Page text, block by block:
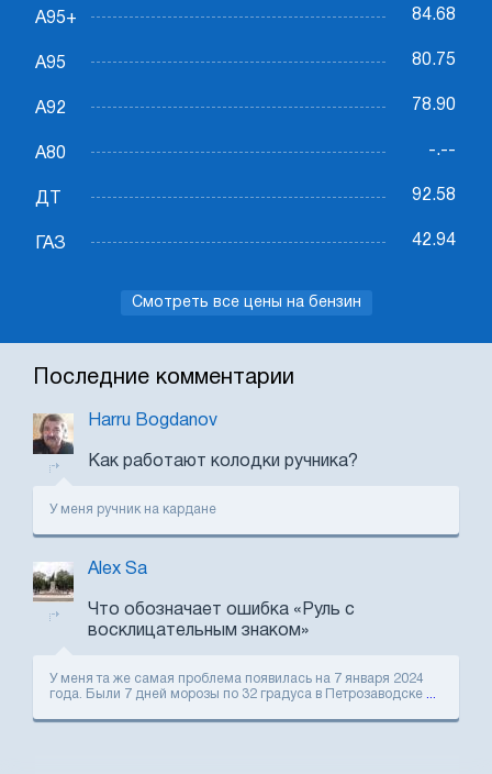
А95+ 84.68
А95 80.75
А92 78.90
А80 -.--
ДТ 92.58
ГАЗ 42.94
Смотреть все цены на бензин
Последние комментарии
Harru Bogdanov
Как работают колодки ручника?
У меня ручник на кардане
Alex Sa
Что обозначает ошибка «Руль с
восклицательным знаком»
У меня та же самая проблема появилась на 7 января 2024
года. Были 7 дней морозы по 32 градуса в Петрозаводске